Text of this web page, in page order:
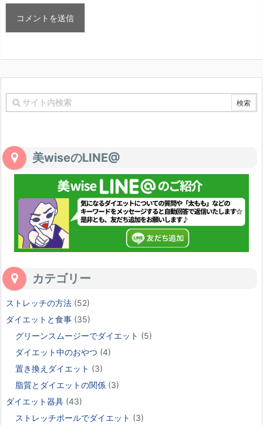
美wiseのLINE@
カテゴリー
ストレッチの方法 (52)
ダイエットと食事 (35)
グリーンスムージーでダイエット (5)
ダイエット中のおやつ (4)
置き換えダイエット (3)
脂質とダイエットの関係 (3)
ダイエット器具 (43)
ストレッチポールでダイエット (3)